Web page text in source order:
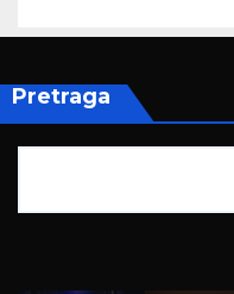
Pretraga